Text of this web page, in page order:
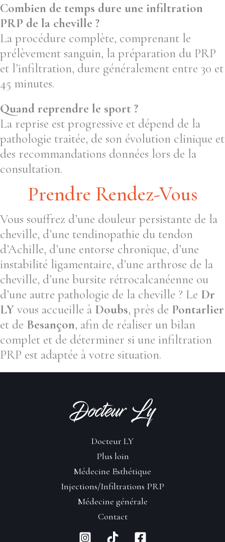
Combien de temps dure une infiltration
PRP de la cheville ?
La procédure complète, comprenant le
prélèvement sanguin, la préparation du PRP
et l’infiltration, dure généralement entre 30 et
45 minutes.
Quand reprendre le sport ?
La reprise est progressive et dépend de la
pathologie traitée, de son évolution clinique et
des recommandations données lors de la
consultation.
Prendre Rendez-Vous
Vous souffrez d’une douleur persistante de la
cheville, d’une tendinopathie du tendon
d’Achille, d’une entorse chronique, d’une
instabilité ligamentaire, d’une arthrose de la
cheville, d’une bursite rétrocalcanéenne ou
d’une autre pathologie de la cheville ? Le Dr
LY vous accueille à Doubs, près de Pontarlier
et de Besançon, afin de réaliser un bilan
complet et de déterminer si une infiltration
PRP est adaptée à votre situation.
Docteur LY
Plus loin
Médecine Esthétique
Injections/Infiltrations PRP
Médecine générale
Contact